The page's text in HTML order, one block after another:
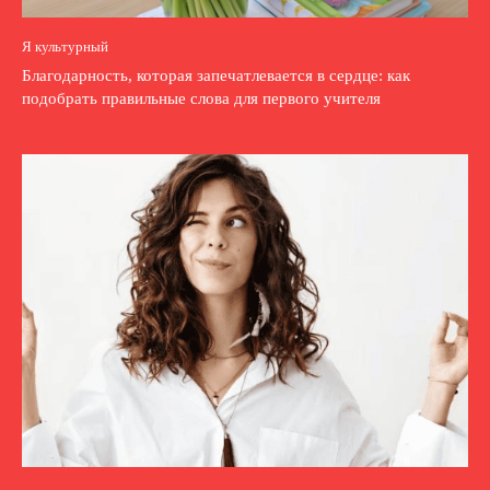
Я культурный
Благодарность, которая запечатлевается в сердце: как
подобрать правильные слова для первого учителя